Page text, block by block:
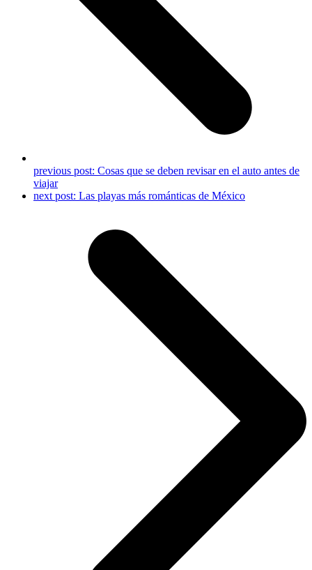
previous post: Cosas que se deben revisar en el auto antes de
viajar
next post: Las playas más románticas de México